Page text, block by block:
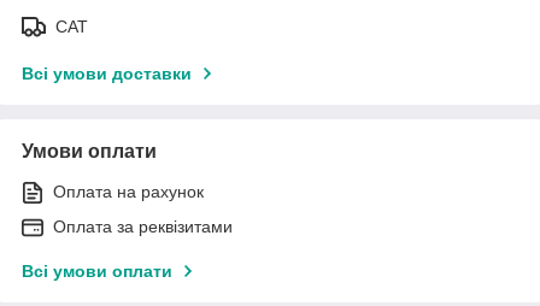
САТ
Всі умови доставки
Умови оплати
Оплата на рахунок
Оплата за реквізитами
Всі умови оплати